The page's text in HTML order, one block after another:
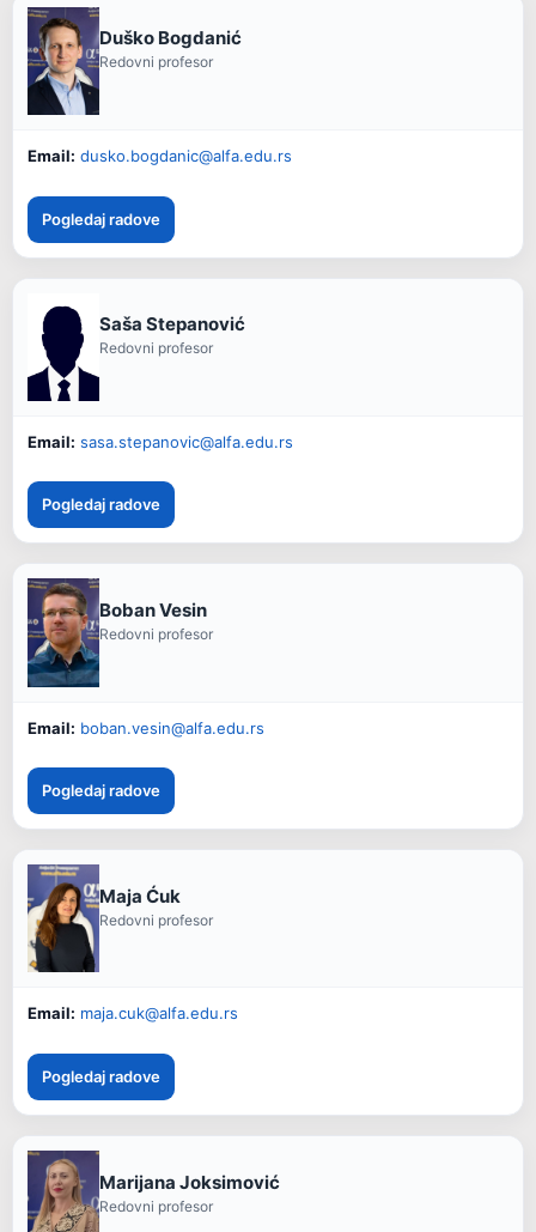
Duško Bogdanić
Redovni profesor
Email: dusko.bogdanic@alfa.edu.rs
Pogledaj radove
Saša Stepanović
Redovni profesor
Email: sasa.stepanovic@alfa.edu.rs
Pogledaj radove
Boban Vesin
Redovni profesor
Email: boban.vesin@alfa.edu.rs
Pogledaj radove
Maja Ćuk
Redovni profesor
Email: maja.cuk@alfa.edu.rs
Pogledaj radove
Marijana Joksimović
Redovni profesor